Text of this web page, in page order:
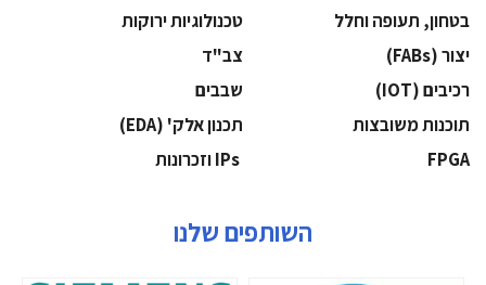
בטחון, תעופה וחלל
‫טכנולוגיות ירוקות‬
‫יצור (‪(FABs‬‬
‫צב"ד‬
‫רכיבים‬ (IOT)
‫שבבים‬
‫תוכנות משובצות‬
‫תכנון אלק' (‪(EDA‬‬
‫‪FPGA‬‬
השותפים שלנו